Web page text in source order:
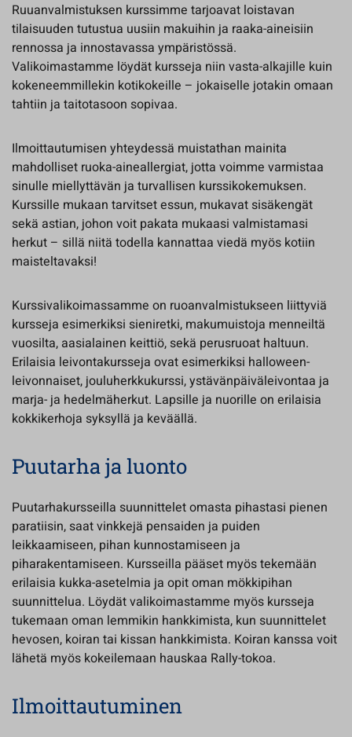
Ruuanvalmistuksen kurssimme tarjoavat loistavan
tilaisuuden tutustua uusiin makuihin ja raaka-aineisiin
rennossa ja innostavassa ympäristössä.
Valikoimastamme löydät kursseja niin vasta-alkajille kuin
kokeneemmillekin kotikokeille – jokaiselle jotakin omaan
tahtiin ja taitotasoon sopivaa.
Ilmoittautumisen yhteydessä muistathan mainita
mahdolliset ruoka-aineallergiat, jotta voimme varmistaa
sinulle miellyttävän ja turvallisen kurssikokemuksen.
Kurssille mukaan tarvitset essun, mukavat sisäkengät
sekä astian, johon voit pakata mukaasi valmistamasi
herkut – sillä niitä todella kannattaa viedä myös kotiin
maisteltavaksi!
Kurssivalikoimassamme on ruoanvalmistukseen liittyviä
kursseja esimerkiksi sieniretki, makumuistoja menneiltä
vuosilta, aasialainen keittiö, sekä perusruoat haltuun.
Erilaisia leivontakursseja ovat esimerkiksi halloween-
leivonnaiset, jouluherkkukurssi, ystävänpäiväleivontaa ja
marja- ja hedelmäherkut. Lapsille ja nuorille on erilaisia
kokkikerhoja syksyllä ja keväällä.
Puutarha ja luonto
Puutarhakursseilla suunnittelet omasta pihastasi pienen
paratiisin, saat vinkkejä pensaiden ja puiden
leikkaamiseen, pihan kunnostamiseen ja
piharakentamiseen. Kursseilla pääset myös tekemään
erilaisia kukka-asetelmia ja opit oman mökkipihan
suunnittelua. Löydät valikoimastamme myös kursseja
tukemaan oman lemmikin hankkimista, kun suunnittelet
hevosen, koiran tai kissan hankkimista. Koiran kanssa voit
lähetä myös kokeilemaan hauskaa Rally-tokoa.
Ilmoittautuminen